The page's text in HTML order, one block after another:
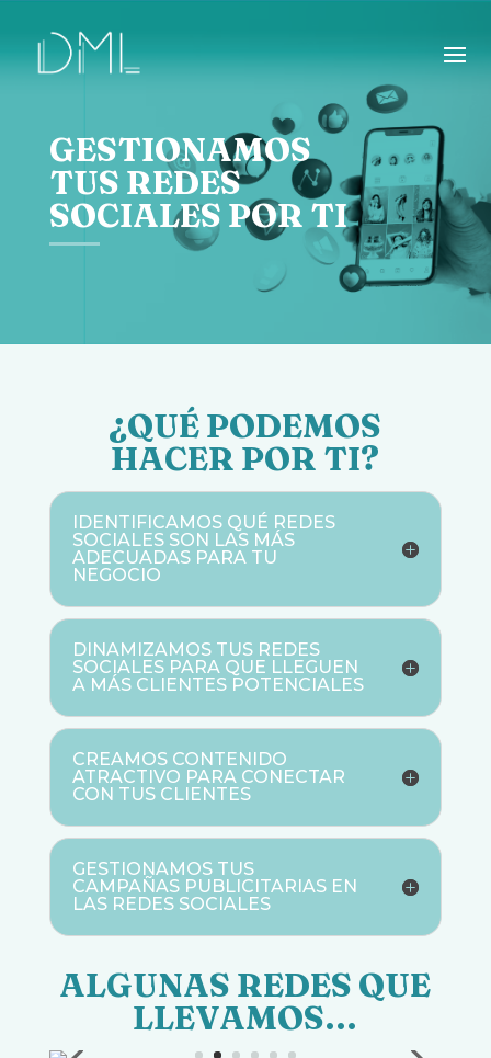
GESTIONAMOS
TUS REDES
SOCIALES POR TI
¿QUÉ PODEMOS
HACER POR TI?
IDENTIFICAMOS QUÉ REDES
SOCIALES SON LAS MÁS
ADECUADAS PARA TU
NEGOCIO
DINAMIZAMOS TUS REDES
SOCIALES PARA QUE LLEGUEN
A MÁS CLIENTES POTENCIALES
CREAMOS CONTENIDO
ATRACTIVO PARA CONECTAR
CON TUS CLIENTES
GESTIONAMOS TUS
CAMPAÑAS PUBLICITARIAS EN
LAS REDES SOCIALES
ALGUNAS REDES QUE
LLEVAMOS…